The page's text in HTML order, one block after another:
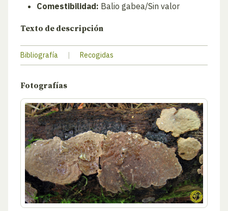
Comestibilidad: Balio gabea/Sin valor
Texto de descripción
Bibliografía | Recogidas
Fotografías